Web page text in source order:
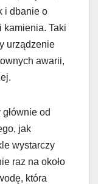
i dbanie o
kamienia. Taki
urządzenie
awarii,
od
jak
wystarczy
raz na około
która